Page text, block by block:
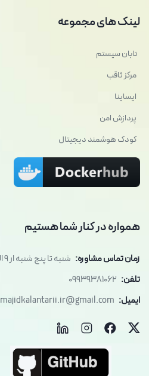
لینک های مجموعه
تابان سیستم
مرکز ثاقب
ایساینا
پردازش امن
کودک هوشمند دیجیتال
همواره در کنار شما هستیم
زمان تماس مشاوره: شنبه تا پنج شنبه از 9 الی 22
تلفن: 09939381062
ایمیل: majidkalantarii.ir@gmail.com